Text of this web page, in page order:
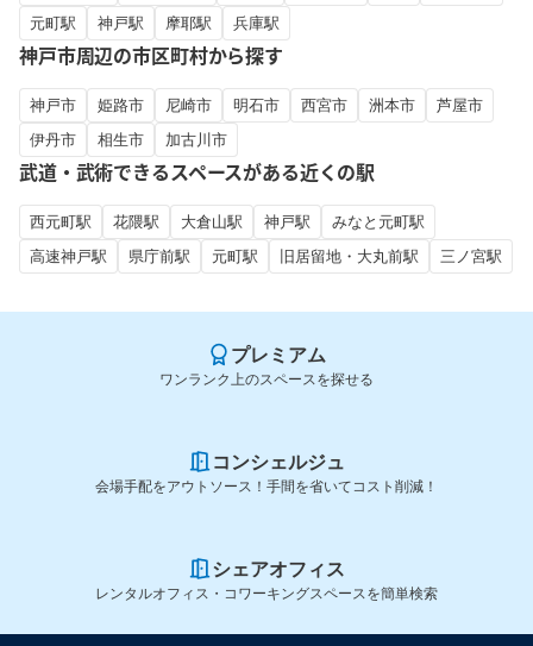
元町駅
神戸駅 摩耶駅 兵庫駅
神戸市周辺の市区町村から探す
神戸市 姫路市 尼崎市 明石市 西宮市 洲本市
芦屋市
伊丹市
相生市 加古川市
武道・武術できるスペースがある近くの駅
西元町駅 花隈駅 大倉山駅 神戸駅
みなと元町駅
高速神戸駅
県庁前駅 元町駅 旧居留地・大丸前駅 三ノ宮駅
プレミアム
ワンランク上のスペースを探せる
コンシェルジュ
会場手配をアウトソース！手間を省いてコスト削減！
シェアオフィス
レンタルオフィス・コワーキングスペースを簡単検索